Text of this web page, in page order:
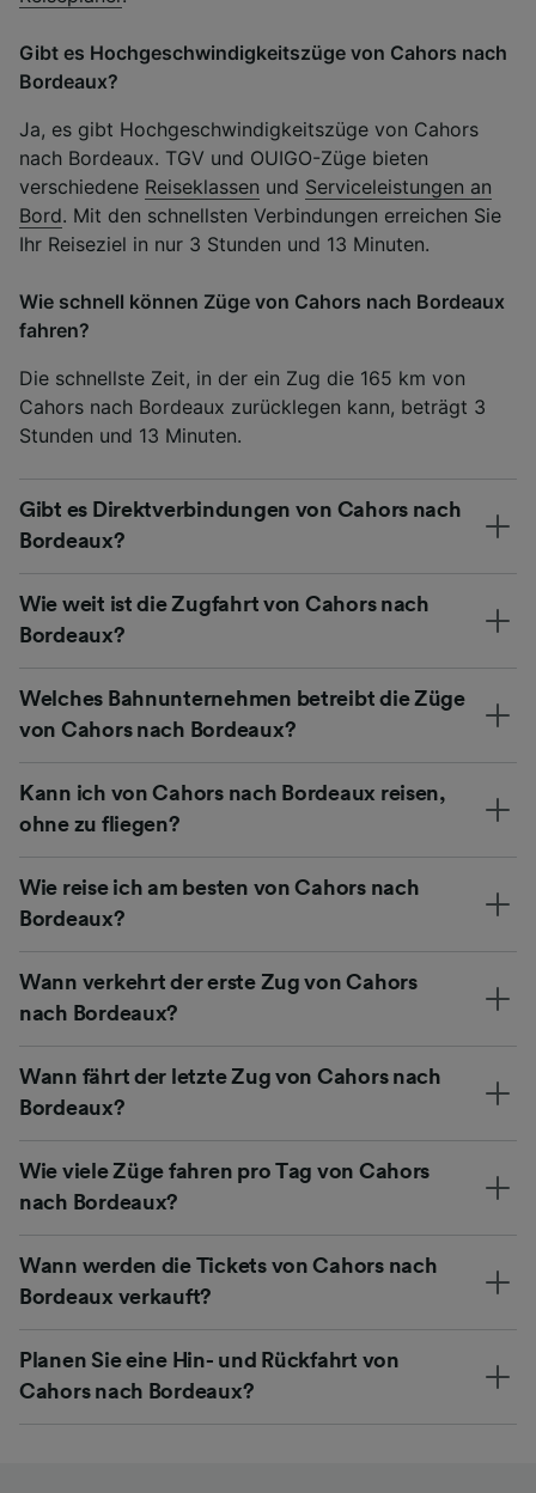
Gibt es Hochgeschwindigkeitszüge von Cahors nach
Bordeaux?
Ja, es gibt Hochgeschwindigkeitszüge von Cahors
nach Bordeaux. TGV und OUIGO-Züge bieten
verschiedene Reiseklassen und Serviceleistungen an
Bord. Mit den schnellsten Verbindungen erreichen Sie
Ihr Reiseziel in nur 3 Stunden und 13 Minuten.
Wie schnell können Züge von Cahors nach Bordeaux
fahren?
Die schnellste Zeit, in der ein Zug die 165 km von
Cahors nach Bordeaux zurücklegen kann, beträgt 3
Stunden und 13 Minuten.
Gibt es Direktverbindungen von Cahors nach
Bordeaux?
Wie weit ist die Zugfahrt von Cahors nach
Bordeaux?
Welches Bahnunternehmen betreibt die Züge
von Cahors nach Bordeaux?
Kann ich von Cahors nach Bordeaux reisen,
ohne zu fliegen?
Wie reise ich am besten von Cahors nach
Bordeaux?
Wann verkehrt der erste Zug von Cahors
nach Bordeaux?
Wann fährt der letzte Zug von Cahors nach
Bordeaux?
Wie viele Züge fahren pro Tag von Cahors
nach Bordeaux?
Wann werden die Tickets von Cahors nach
Bordeaux verkauft?
Planen Sie eine Hin- und Rückfahrt von
Cahors nach Bordeaux?